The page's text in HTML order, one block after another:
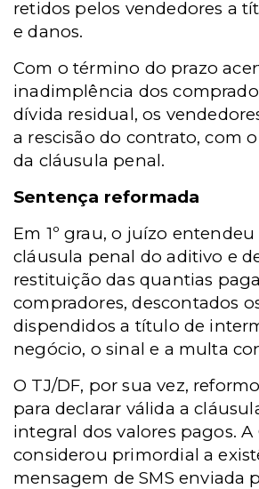
retidos pelos vendedores a
e danos.
Com o término do prazo
inadimplência dos
dívida residual, os
a rescisão do contrato, com
da cláusula penal.
Sentença reformada
Em 1º grau, o juízo entendeu
cláusula penal do aditivo e
restituição das quantias
compradores, descontados
dispendidos a título de
negócio, o sinal e a multa
O TJ/DF, por sua vez,
para declarar válida a
integral dos valores pagos. A
considerou primordial a
mensagem de SMS enviada